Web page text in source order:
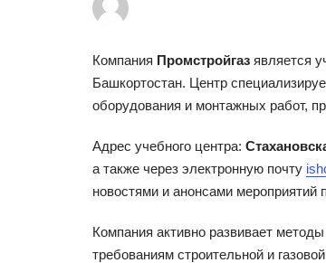
Компания Промстройгаз является
Башкортостан. Центр
оборудования и монтажных работ,
Адрес учебного центра:
а также через электронную почту
новостями и анонсами мероприятий
Компания активно развивает
требованиям строительной и